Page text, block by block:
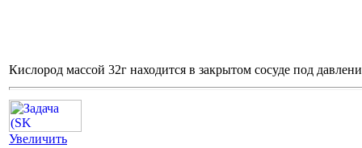
Кислород массой 32г находится в закрытом сосуде под
Увеличить